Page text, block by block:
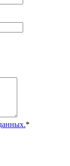
*